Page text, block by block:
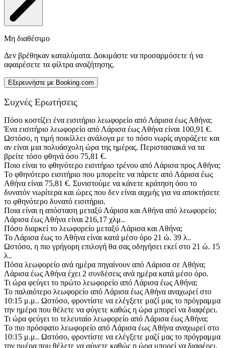
Μη διαθέσιμο
Δεν βρέθηκαν καταλύματα. Δοκιμάστε να προσαρμόσετε ή να
αφαιρέσετε τα φίλτρα αναζήτησης.
Εξερευνήστε με Booking.com
Συχνές Ερωτήσεις
Πόσο κοστίζει ένα εισιτήριο λεωφορείο από Λάρισα έως Αθήνα;
Ένα εισιτήριο λεωφορείο από Λάρισα έως Αθήνα είναι 100,91 €.
Ωστόσο, η τιμή ποικίλλει ανάλογα με το πόσο νωρίς αγοράζετε και
αν είναι μια πολυάσχολη ώρα της ημέρας. Περιστασιακά να τα
βρείτε τόσο φθηνά όσο 75,81 €.
Ποιο είναι το φθηνότερο εισιτήριο τρένου από Λάρισα προς Αθήνα;
Το φθηνότερο εισιτήριο που μπορείτε να πάρετε από Λάρισα έως
Αθήνα είναι 75,81 €. Συνιστούμε να κάνετε κράτηση όσο το
δυνατόν νωρίτερα και ώρες που δεν είναι αιχμής για να αποκτήσετε
το φθηνότερο δυνατό εισιτήριο.
Ποια είναι η απόσταση μεταξύ Λάρισα και Αθήνα από λεωφορείο;
Λάρισα έως Αθήνα είναι 216,17 χλμ..
Πόσο διαρκεί το λεωφορείο μεταξύ Λάρισα και Αθήνα;
Το Λάρισα έως το Αθήνα είναι κατά μέσο όρο 21 ώ. 39 λ..
Ωστόσο, η πιο γρήγορη επιλογή θα σας οδηγήσει εκεί στο 21 ώ. 15
λ..
Πόσα λεωφορείο ανά ημέρα πηγαίνουν από Λάρισα σε Αθήνα;
Λάρισα έως Αθήνα έχει 2 συνδέσεις ανά ημέρα κατά μέσο όρο.
Τι ώρα φεύγει το πρώτο λεωφορείο από Λάρισα έως Αθήνα;
Το παλαιότερο λεωφορείο από Λάρισα έως Αθήνα αναχωρεί στο
10:15 μ.μ.. Ωστόσο, φροντίστε να ελέγξετε μαζί μας το πρόγραμμα
την ημέρα που θέλετε να φύγετε καθώς η ώρα μπορεί να διαφέρει.
Τι ώρα φεύγει το τελευταίο λεωφορείο από Λάρισα έως Αθήνα;
Το πιο πρόσφατο λεωφορείο από Λάρισα έως Αθήνα αναχωρεί στο
10:15 μ.μ.. Ωστόσο, φροντίστε να ελέγξετε μαζί μας το πρόγραμμα
την ημέρα που θέλετε να φύγετε καθώς η ώρα μπορεί να διαφέρει.